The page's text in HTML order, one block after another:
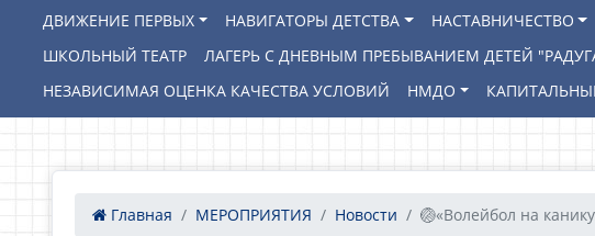
ДВИЖЕНИЕ ПЕРВЫХ
НАВИГАТОРЫ ДЕТСТВА НАСТАВНИЧЕСТВО
ШКОЛЬНЫЙ ТЕАТР
ЛАГЕРЬ С ДНЕВНЫМ ПРЕБЫВАНИЕМ ДЕТЕЙ
НЕЗАВИСИМАЯ ОЦЕНКА КАЧЕСТВА УСЛОВИЙ
НМДО
Главная МЕРОПРИЯТИЯ Новости 🏐«Волейбол на